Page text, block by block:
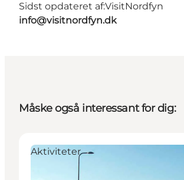
Sidst opdateret af:VisitNordfyn
info@visitnordfyn.dk
Måske også interessant for dig:
Aktiviteter